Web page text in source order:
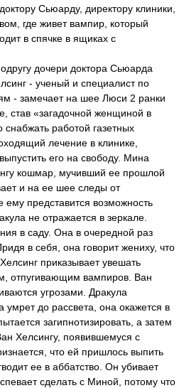
Сьюарду, директору клиники,
где живет вампир, который
в спячке в ящиках с
дочери доктора Сьюарда
- ученый и специалист по
- замечает на шее Люси 2 ранки
став «загадочной женщиной в
работой газетных
лечение в клинике,
его на свободу. Мина
кошмар, мучивший ее прошлой
и на ее шее следы от
ему представится возможность
не отражается в зеркале.
в саду. Она в очередной раз
в себя, она говорит жениху, что
приказывает увешать
отпугивающим вампиров. Ван
угрозами. Дракула
умрет до рассвета, она окажется в
загипнотизировать, а затем
Хелсингу, появившемуся с
что ей пришлось выпить
ее в аббатство. Он убивает
сделать с Миной, потому что